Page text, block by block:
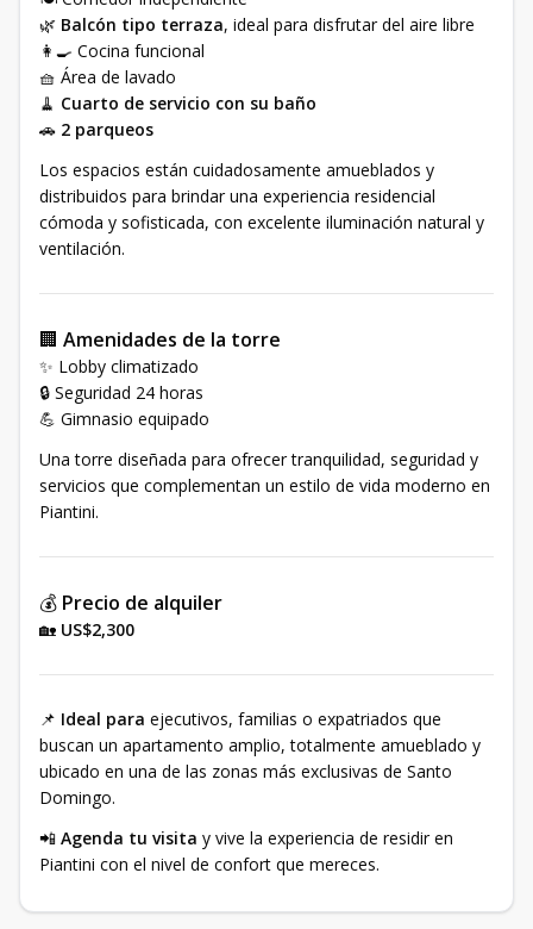
🌿 Balcón tipo terraza, ideal para disfrutar del aire libre
👩‍🍳 Cocina funcional
🧺 Área de lavado
🧹 Cuarto de servicio con su baño
🚗 2 parqueos
Los espacios están cuidadosamente amueblados y
distribuidos para brindar una experiencia residencial
cómoda y sofisticada, con excelente iluminación natural y
ventilación.
🏢 Amenidades de la torre
✨ Lobby climatizado
🔒 Seguridad 24 horas
💪 Gimnasio equipado
Una torre diseñada para ofrecer tranquilidad, seguridad y
servicios que complementan un estilo de vida moderno en
Piantini.
💰 Precio de alquiler
🏡 US$2,300
📌 Ideal para ejecutivos, familias o expatriados que
buscan un apartamento amplio, totalmente amueblado y
ubicado en una de las zonas más exclusivas de Santo
Domingo.
📲 Agenda tu visita y vive la experiencia de residir en
Piantini con el nivel de confort que mereces.